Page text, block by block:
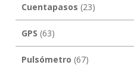
Cuentapasos (23)
GPS (63)
Pulsómetro (67)